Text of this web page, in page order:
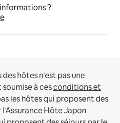
?
hôtes n'est pas une
à cesconditions et
les hôtes qui proposent des
l'Assurance Hôte Japon